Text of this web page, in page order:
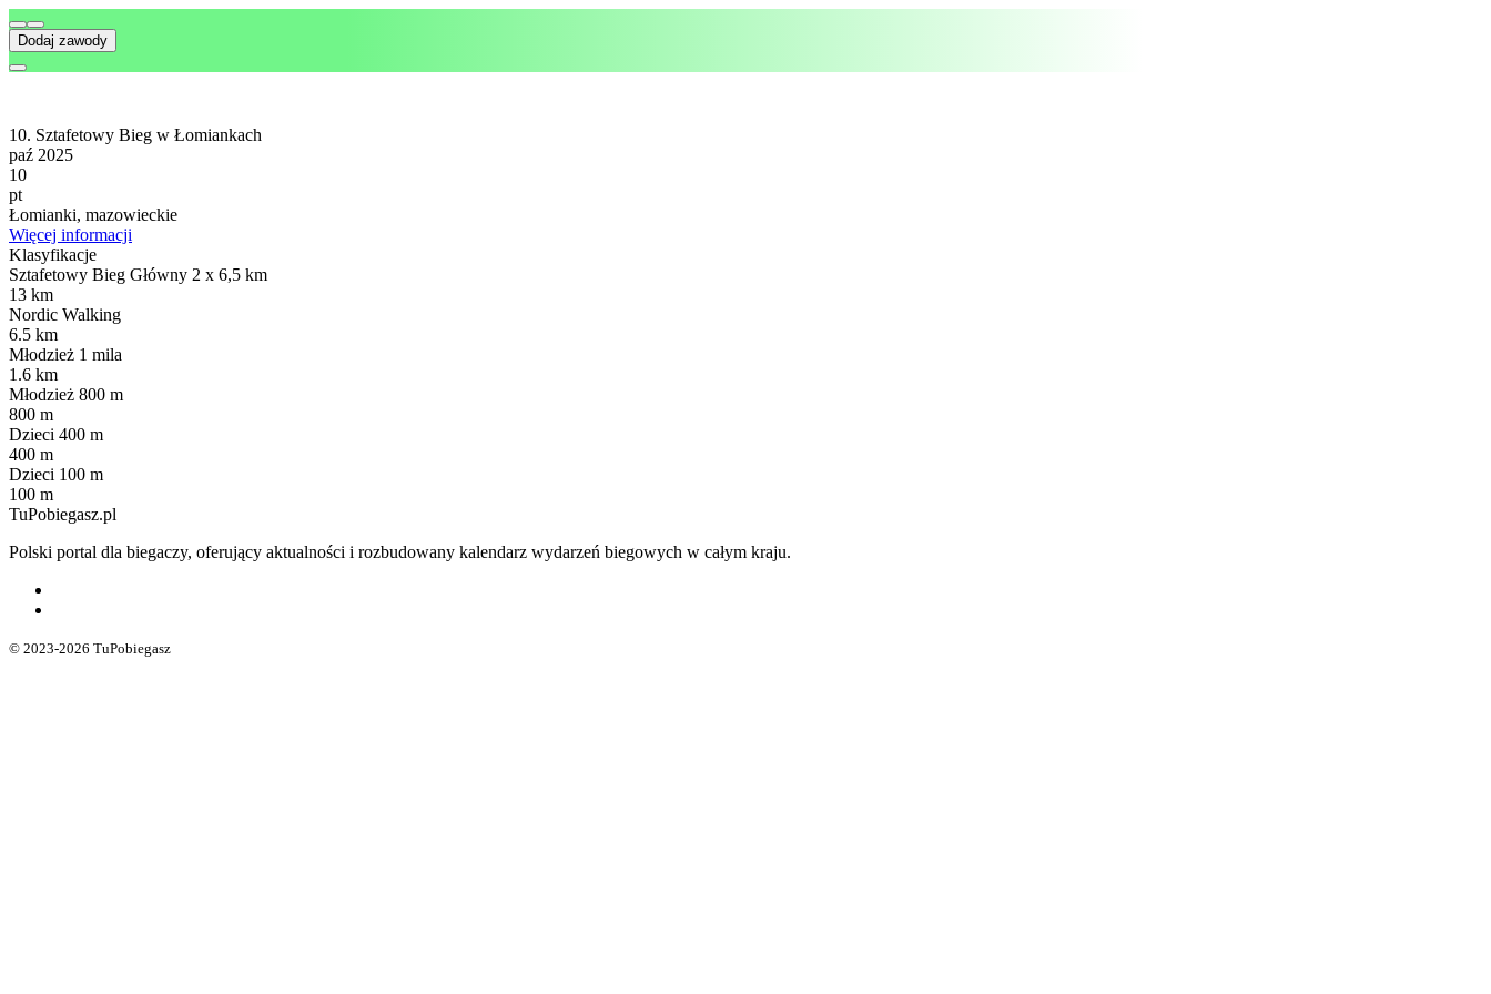
Dodaj zawody
10. Sztafetowy Bieg w Łomiankach
paź 2025
10
pt
Łomianki, mazowieckie
Więcej informacji
Klasyfikacje
Sztafetowy Bieg Główny 2 x 6,5 km
13 km
Nordic Walking
6.5 km
Młodzież 1 mila
1.6 km
Młodzież 800 m
800 m
Dzieci 400 m
400 m
Dzieci 100 m
100 m
TuPobiegasz.pl
Polski portal dla biegaczy, oferujący aktualności i rozbudowany kalendarz wydarzeń biegowych w całym kraju.
© 2023-2026 TuPobiegasz